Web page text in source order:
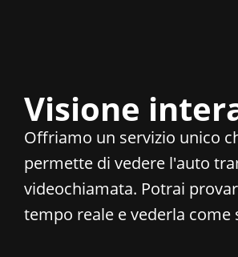
Visione
Offriamo un servizio unico
permette di vedere l'auto
videochiamata. Potrai
tempo reale e vederla come